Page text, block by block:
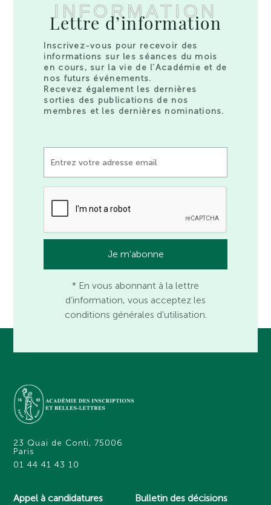
INFORMATION
Lettre d’information
Inscrivez-vous pour recevoir des
informations sur les séances du mois
en cours, sur la vie de l’Académie et de
nos futurs événements.
Recevez également les dernières
sorties des publications de nos
membres et les dernières nominations.
* En vous abonnant à la lettre
d’information, vous acceptez les
conditions générales d’utilisation.
23 Quai de Conti, 75006
Paris
01 44 41 43 10
Appel à candidatures Bulletin des décisions